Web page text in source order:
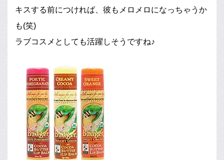
キスする前につければ、彼もメロメロになっちゃうか
も(笑)
ラブコスメとしても活躍しそうですね♪